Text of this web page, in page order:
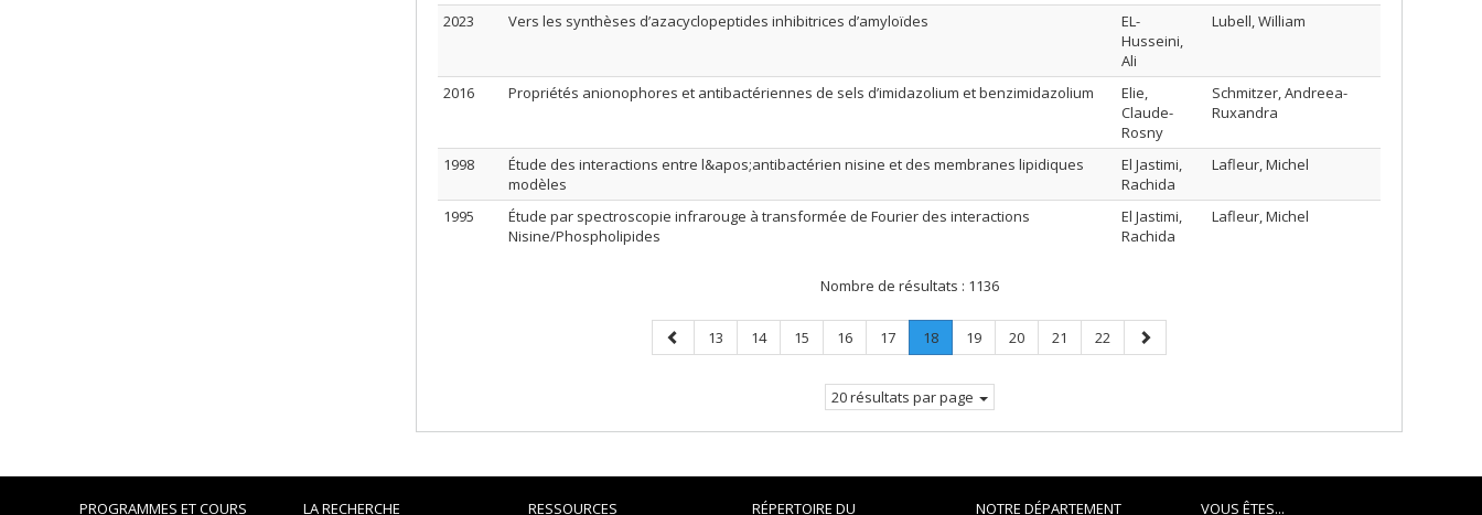
2023 Vers les synthèses d’azacyclopeptides inhibitrices d’amyloïdes
EL-
Husseini,
Ali
Lubell, William
2016 Propriétés anionophores et antibactériennes de sels d’imidazolium et benzimidazolium
Elie,
Claude-
Rosny
Schmitzer, Andreea-
Ruxandra
1998
Étude des interactions entre l&apos;antibactérien nisine et des membranes lipidiques
modèles
El Jastimi,
Rachida
Lafleur, Michel
1995
Étude par spectroscopie infrarouge à transformée de Fourier des interactions
Nisine/Phospholipides
El Jastimi,
Rachida
Lafleur, Michel
Nombre de résultats : 1136
Page
précédente
Page
13 Page
14 Page
15 Page
16 Page
17 Page
18.
Page
Page
19 Page
20 Page
21 Page
22
Page
suivante
20 résultats par page
PROGRAMMES ET COURS LA RECHERCHE RESSOURCES RÉPERTOIRE DU NOTRE DÉPARTEMENT VOUS ÊTES...